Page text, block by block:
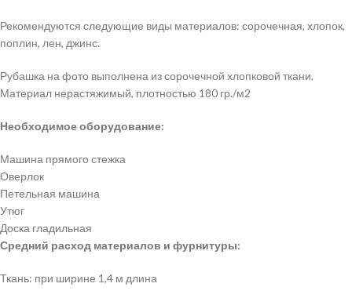
Рекомендуются следующие виды материалов: сорочечная, хлопок,
поплин, лен, джинс.
Рубашка на фото выполнена из сорочечной хлопковой ткани.
Материал нерастяжимый, плотностью 180 гр./м2
Необходимое оборудование:
Машина прямого стежка
Оверлок
Петельная машина
Утюг
Доска гладильная
Средний расход материалов и фурнитуры:
Ткань: при ширине 1,4 м длина